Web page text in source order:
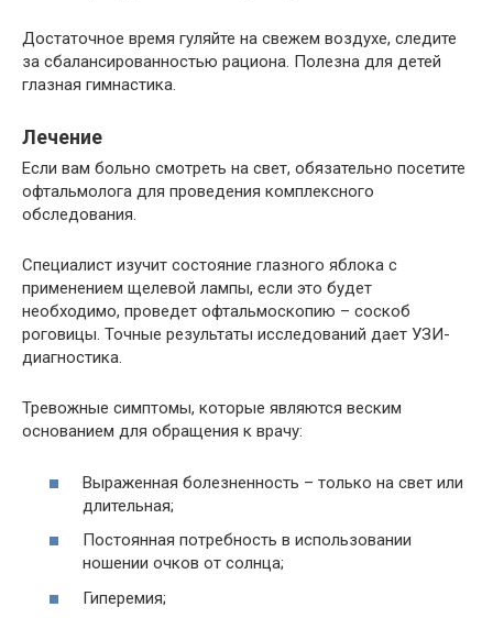
Достаточное время гуляйте на свежем воздухе, следите
за сбалансированностью рациона. Полезна для детей
глазная гимнастика.
Лечение
Если вам больно смотреть на свет, обязательно посетите
офтальмолога для проведения комплексного
обследования.
Специалист изучит состояние глазного яблока с
применением щелевой лампы, если это будет
необходимо, проведет офтальмоскопию – соскоб
роговицы. Точные результаты исследований дает УЗИ-
диагностика.
Тревожные симптомы, которые являются веским
основанием для обращения к врачу:
Выраженная болезненность – только на свет или
длительная;
Постоянная потребность в использовании
ношении очков от солнца;
Гиперемия;